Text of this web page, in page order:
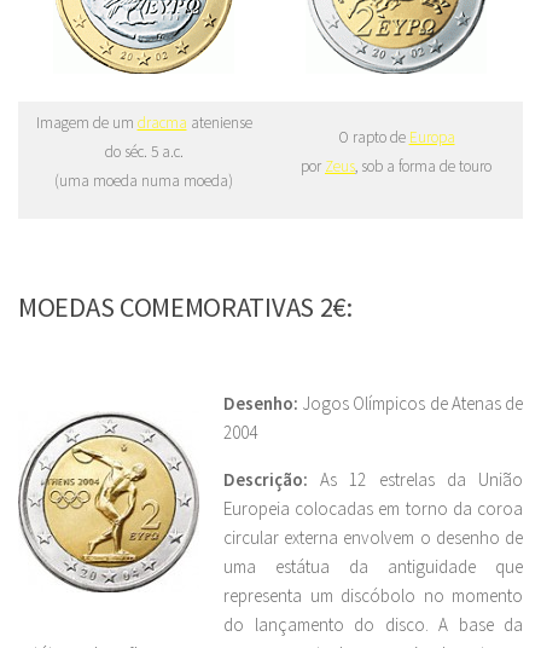
Imagem de um dracma ateniense
do séc. 5 a.c.
(uma moeda numa moeda)
O rapto de Europa
por Zeus, sob a forma de touro
MOEDAS COMEMORATIVAS 2€:
Desenho: Jogos Olímpicos de Atenas de
2004
Descrição: As 12 estrelas da União
Europeia colocadas em torno da coroa
circular externa envolvem o desenho de
uma estátua da antiguidade que
representa um discóbolo no momento
do lançamento do disco. A base da